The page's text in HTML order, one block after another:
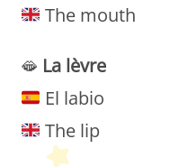
The mouth
🫦 La lèvre
El labio
The lip